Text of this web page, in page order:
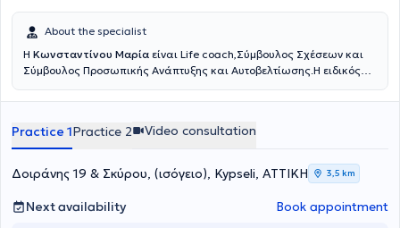
About the specialist
Η Κωνσταντίνου Μαρία είναι Life coach,Σύμβουλος Σχέσεων και
Σύμβουλος Προσωπικής Ανάπτυξης και Αυτοβελτίωσης.Η ειδικός
Πανεπιστήμιο Αθηνών (ΕΚΠΑ) καθώς και πιστοποιημένη ειδικός στο
Uninersity UK.
Practice 1Practice 2 Video consultation
Δοιράνης 19 & Σκύρου, (ισόγειο), Kypseli, ΑΤΤΙΚΗ 3,5 km
Next availability Book appointment